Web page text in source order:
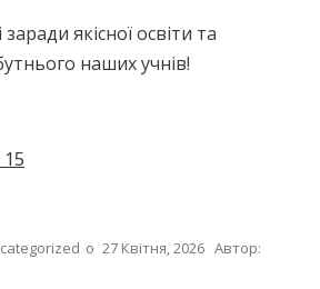
якісної освіти та
наших учнів!
о 27 Квітня, 2026 Автор: